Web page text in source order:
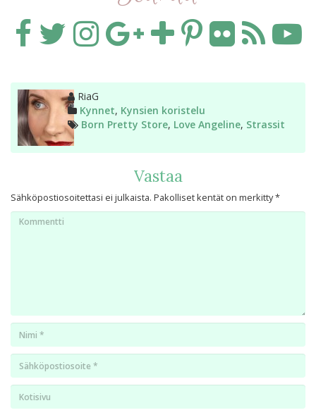
Kirjoittaja
RiaG
Kategoriat
Kynnet, Kynsien koristelu
Avainsanat
Born Pretty Store, Love Angeline, Strassit
Vastaa
Sähköpostiosoitettasi ei julkaista. Pakolliset kentät on merkitty*
Kommentti